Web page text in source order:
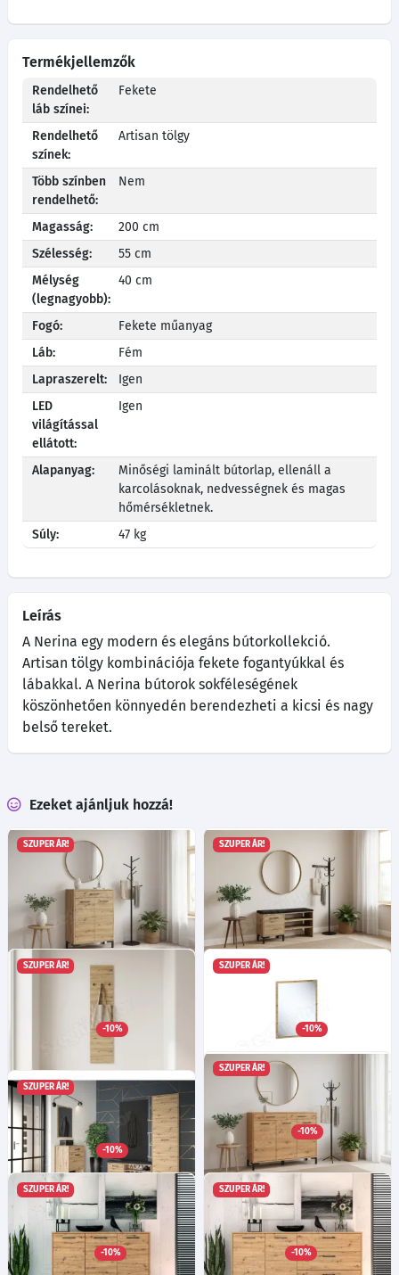
Termékjellemzők
Rendelhető
láb színei:
Fekete
Rendelhető
színek:
Artisan tölgy
Több színben
rendelhető:
Nem
Magasság:
200 cm
Szélesség:
55 cm
Mélység
(legnagyobb):
40 cm
Fogó:
Fekete műanyag
Láb:
Fém
Lapraszerelt:
Igen
LED
világítással
ellátott:
Igen
Alapanyag:
Minőségi laminált bútorlap, ellenáll a
karcolásoknak, nedvességnek és magas
hőmérsékletnek.
Súly:
47 kg
Leírás
A Nerina egy modern és elegáns bútorkollekció.
Artisan tölgy kombinációja fekete fogantyúkkal és
lábakkal. A Nerina bútorok sokféleségének
köszönhetően könnyedén berendezheti a kicsi és nagy
belső tereket.
Ezeket ajánljuk hozzá!
SZUPER ÁR!
Nerina 3 cipősszekrény -
Mé:34 cm
-10%
67 595
SZUPER ÁR!
Nerina 5 cipősszekrény -
Artisan tölgy/fekete
cm
-10%
67 775
SZUPER ÁR!
Nerina 7 előszobafal - Artisan
tölgy
Ma:145 Sz:35 Mé:2cm
-10%
24 935Ft
SZUPER ÁR!
Nerina 8 tükör - Artisan tölgy
Ma:65 Sz:50 Mé:2cm
-10%
24 845Ft
SZUPER ÁR!
Nerina 14 komód - Artisan
tölgy
Ma:94 Sz:120 Mé:34 cm
-10%
106 025 Ft
SZUPER ÁR!
Nerina 6 előszobafal - Fekete
Ma:145 Sz:70 Mé:3cm
-10%
44 465 Ft
SZUPER ÁR! SZUPER ÁR!